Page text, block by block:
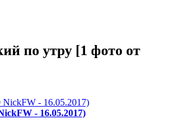
по утру [1 фото от
- 16.05.2017)